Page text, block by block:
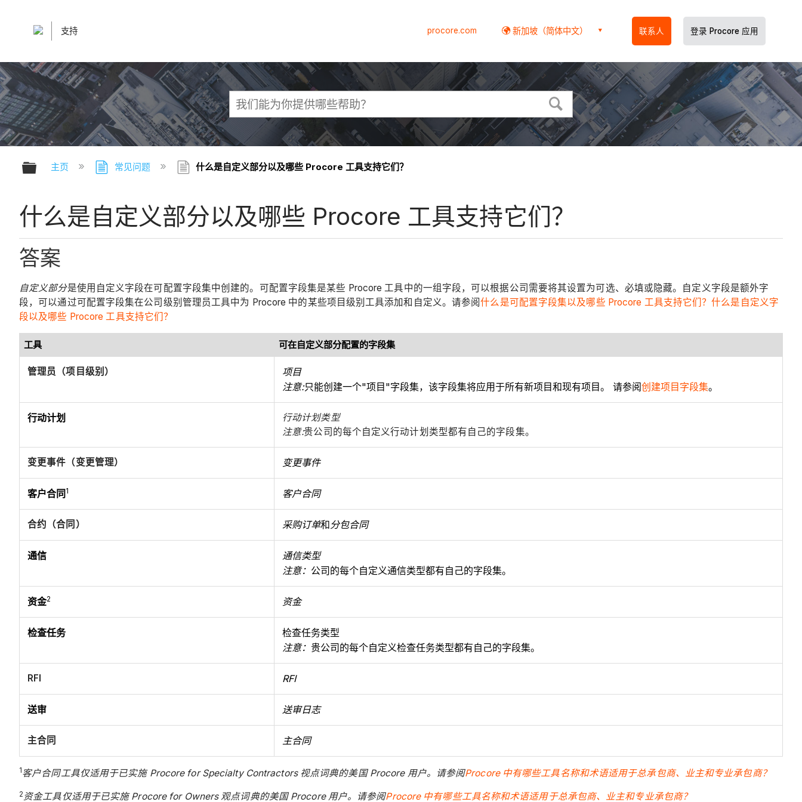
支持 procore.com 新加坡（简体中文） 联系人 登录 Procore 应用
扩展/隐缩全局层次
主页 常见问题 什么是自定义部分以及哪些 Procore 工具支持它们？
什么是自定义部分以及哪些 Procore 工具支持它们？
答案
自定义部分是使用自定义字段在可配置字段集中创建的。可配置字段集是某些 Procore 工具中的一组字段，可以根据公司需要将其设置为可选、必填或隐藏。自定义字段是额外字
段，可以通过可配置字段集在公司级别管理员工具中为 Procore 中的某些项目级别工具添加和自定义。请参阅什么是可配置字段集以及哪些 Procore 工具支持它们？什么是自定义字
段以及哪些 Procore 工具支持它们？
工具 可在自定义部分配置的字段集
管理员（项目级别）
项目
注意:只能创建一个"项目"字段集，该字段集将应用于所有新项目和现有项目。 请参阅创建项目字段集。
行动计划
行动计划类型
注意:贵公司的每个自定义行动计划类型都有自己的字段集。
变更事件（变更管理） 变更事件
客户合同 1 客户合同
合约（合同） 采购订单和分包合同
通信
通信类型
注意： 公司的每个自定义通信类型都有自己的字段集。
资金2 资金
检查任务
检查任务类型
注意： 贵公司的每个自定义检查任务类型都有自己的字段集。
RFI RFI
送审 送审日志
主合同 主合同
1 客户合同工具仅适用于已实施 Procore for Specialty Contractors 视点词典的美国 Procore 用户。请参阅Procore 中有哪些工具名称和术语适用于总承包商、业主和专业承包商？
2 资金工具仅适用于已实施 Procore for Owners 观点词典的美国 Procore 用户。请参阅Procore 中有哪些工具名称和术语适用于总承包商、业主和专业承包商？